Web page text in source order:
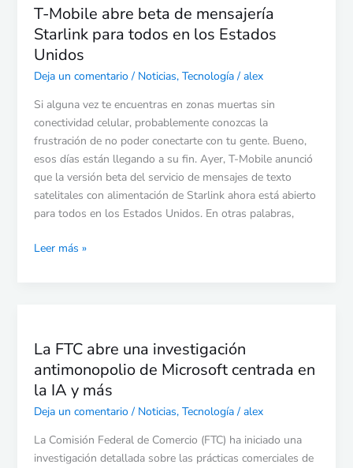
T-Mobile abre beta de mensajería
Starlink para todos en los Estados
Unidos
Deja un comentario / Noticias, Tecnología/ alex
Si alguna vez te encuentras en zonas muertas sin
conectividad celular, probablemente conozcas la
frustración de no poder conectarte con tu gente. Bueno,
esos días están llegando a su fin. Ayer, T-Mobile anunció
que la versión beta del servicio de mensajes de texto
satelitales con alimentación de Starlink ahora está abierto
para todos en los Estados Unidos. En otras palabras,
abre
beta
de
mensajería
Starlink
para
todos
en
los
Estados
Unidos
Leer más »
La FTC abre una investigación
antimonopolio de Microsoft centrada en
la IA y más
Deja un comentario / Noticias, Tecnología/ alex
La Comisión Federal de Comercio (FTC) ha iniciado una
investigación detallada sobre las prácticas comerciales de
abre
una
investigación
antimonopolio
Microsoft
centrada